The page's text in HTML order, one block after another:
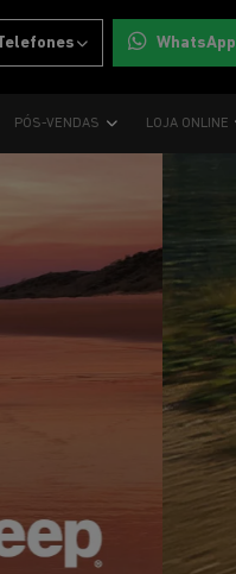
WhatsApp
PÓS-VENDAS LOJA ONLINE